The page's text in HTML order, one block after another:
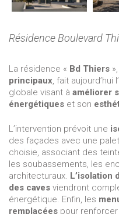
Résidence Boulevard
La résidence « Bd Thiers
principaux, fait aujourd’hui
globale visant à améliorer
énergétiques et son
L’intervention prévoit une
des façades avec une
choisie, associant des
les soubassements, les
architecturaux. L’isolation
des caves viendront
énergétique. Enfin, les
remplacées pour renforcer